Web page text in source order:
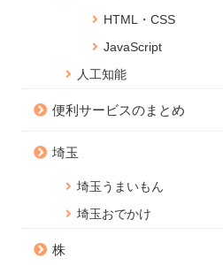
PDFに画
ができる
タロゴ
Jupyter
11 views
React
を渡す方法
Node.js
順【Mac】
【ポート
2021.02.16
xargsコマ
イプして
HTML・CSS
JavaScript
人工知能
便利サービスのまとめ
埼玉
埼玉うまいもん
埼玉おでかけ
株